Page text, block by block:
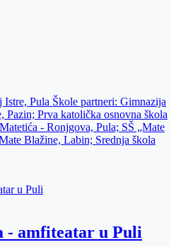
Pula Škole partneri: Gimnazija
Pazin; Prva katolička osnovna škola
- Ronjgova, Pula; SŠ „Mate
Blažine, Labin; Srednja škola
- amfiteatar u Puli